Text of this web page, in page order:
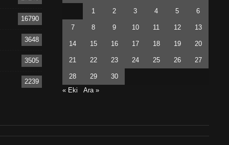
16790
3648
3505
2239
1 2 3 4 5 6
7 8 9 10 11 12 13
14 15 16 17 18 19 20
21 22 23 24 25 26 27
28 29
30
« Eki
Ara »